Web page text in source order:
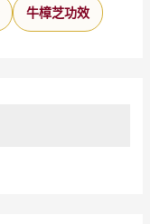
牛樟芝功效